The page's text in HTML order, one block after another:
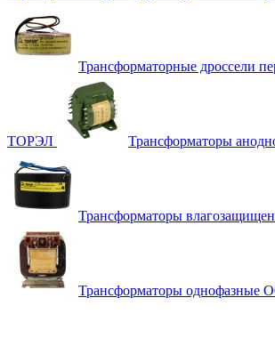
Трансформаторные дроссели
ТОРЭЛ Трансформаторы
Трансформаторы
Трансформаторы однофазные